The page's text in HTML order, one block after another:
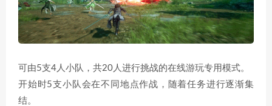
可由5支4人小队，共20人进行挑战的在线游玩专用模式。
开始时5支小队会在不同地点作战，随着任务进行逐渐集
结。